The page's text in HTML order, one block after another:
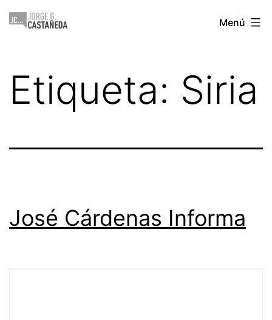
Saltar
Jorge
Menú
Etiqueta: Siria
José Cárdenas Informa